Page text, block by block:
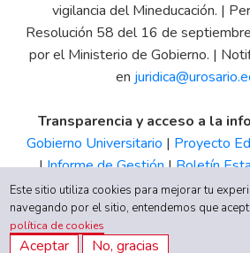
vigilancia del Mineducación. |
Resolución 58 del 16 de
por el Ministerio de Gobierno. |
en
Transparencia y acceso a la
Gobierno Universitario | Proyecto
|Informe de Gestión|Boletín
Tributario|Estados Financieros |
de Integridad UR
Este sitio utiliza cookies para mejorar tu
navegando por el sitio, entendemos que
política de cookies
Aceptar No, gracias